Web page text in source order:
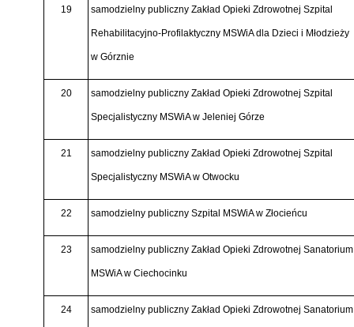
19 samodzielny publiczny Zakład Opieki Zdrowotnej Szpital
Rehabilitacyjno-Profilaktyczny MSWiA dla Dzieci i Młodzieży
w Górznie
20 samodzielny publiczny Zakład Opieki Zdrowotnej Szpital
Specjalistyczny MSWiA w Jeleniej Górze
21 samodzielny publiczny Zakład Opieki Zdrowotnej Szpital
Specjalistyczny MSWiA w Otwocku
22 samodzielny publiczny Szpital MSWiA w Złocieńcu
23 samodzielny publiczny Zakład Opieki Zdrowotnej Sanatorium
MSWiA w Ciechocinku
24 samodzielny publiczny Zakład Opieki Zdrowotnej Sanatorium